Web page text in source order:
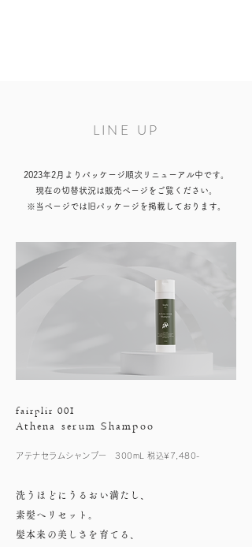
LINE UP
2023年2月よりパッケージ順次リニューアル中です。
現在の切替状況は販売ページをご覧ください。
※当ページでは旧パッケージを掲載しております。
fairplir 001
Athena serum Shampoo
アテナセラムシャンプー 300mL 税込¥7,480-
洗うほどにうるおい満たし、
素髪へリセット。
髪本来の美しさを育てる、